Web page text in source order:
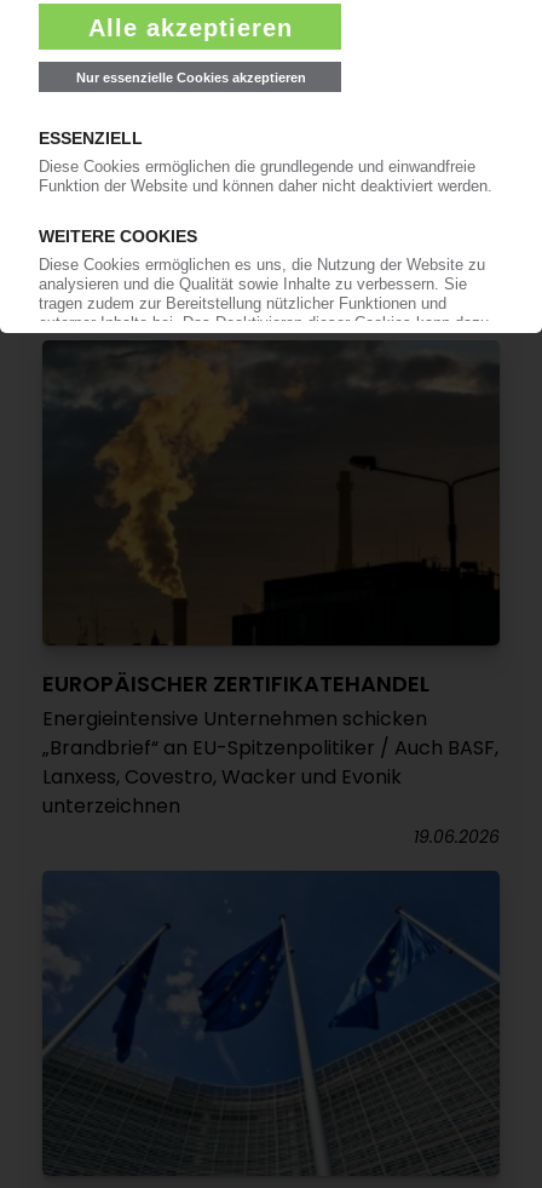
KUNSTSTOFFMASCHINENBAU
VDMA-Jahrestagung: Anteil der Europäer am
deutschen Maschinenbauer auch 2026 bislang
weiter rückläufig
22.06.2026
EUROPÄISCHER ZERTIFIKATEHANDEL
Energieintensive Unternehmen schicken
„Brandbrief“ an EU-Spitzenpolitiker / Auch BASF,
Lanxess, Covestro, Wacker und Evonik
unterzeichnen
19.06.2026